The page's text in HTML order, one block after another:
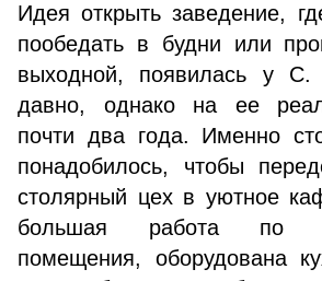
Идея открыть заведение,
пообедать в будни или
выходной, появилась у С.
давно, однако на ее
почти два года. Именно
понадобилось, чтобы
столярный цех в уютное
большая работа по
помещения, оборудована